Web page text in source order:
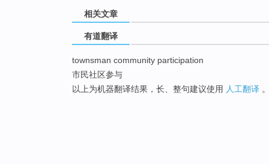
相关文章
有道翻译
townsman community participation
市民社区参与
以上为机器翻译结果，长、整句建议使用 人工翻译